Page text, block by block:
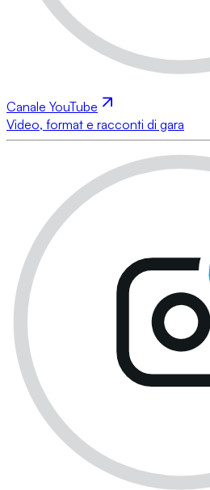
Canale YouTube
Video, format e racconti di gara